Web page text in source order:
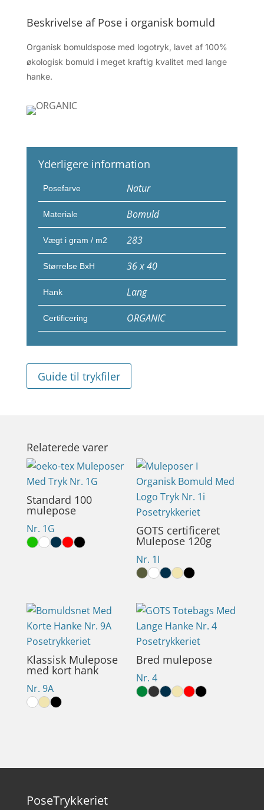
Beskrivelse af Pose i organisk bomuld
Organisk bomuldspose med logotryk, lavet af 100%
økologisk bomuld i meget kraftig kvalitet med lange
hanke.
Yderligere information
Posefarve Natur
Materiale Bomuld
Vægt i gram / m2 283
Størrelse BxH 36 x 40
Hank Lang
Certificering ORGANIC
Guide til trykfiler
Relaterede varer
Standard 100
mulepose
Nr. 1G GOTS certificeret
Mulepose 120g
Nr. 1I
Klassisk Mulepose
med kort hank
Nr. 9A
Bred mulepose
Nr. 4
PoseTrykkeriet